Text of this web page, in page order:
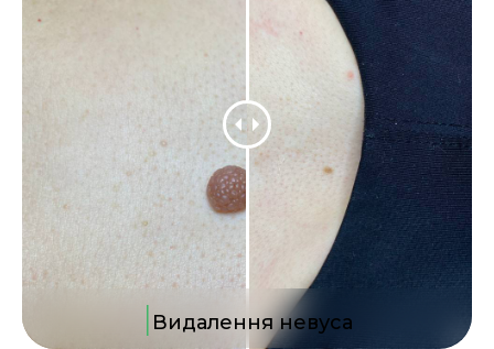
| Видалення невуса